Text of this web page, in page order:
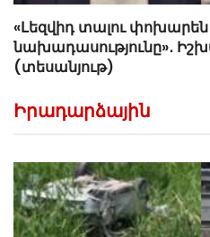
«Լեզվիդ տալու
նախադասությունը»․
(տեսանյութ)
Իրադարձային